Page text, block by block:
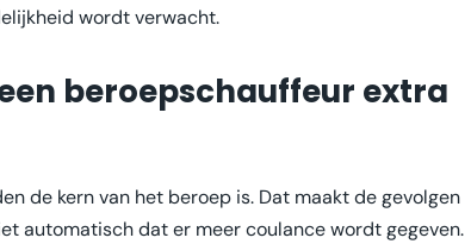
wordt verwacht.
beroepschauffeur extra
de kern van het beroep is. Dat maakt de gevolgen
automatisch dat er meer coulance wordt gegeven.